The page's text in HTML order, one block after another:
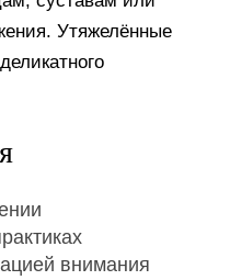
Утяжелённые
внимания